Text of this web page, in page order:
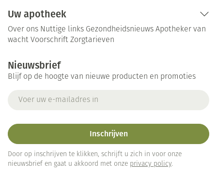
Uw apotheek
Over ons Nuttige links Gezondheidsnieuws Apotheker van
wacht Voorschrift Zorgtarieven
Nieuwsbrief
Blijf op de hoogte van nieuwe producten en promoties
Inschrijven
Door op inschrijven te klikken, schrijft u zich in voor onze
nieuwsbrief en gaat u akkoord met onze privacy policy.